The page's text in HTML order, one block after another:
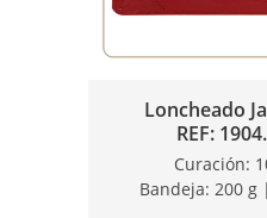
Loncheado
REF:
Curación:
Bandeja: 200 g